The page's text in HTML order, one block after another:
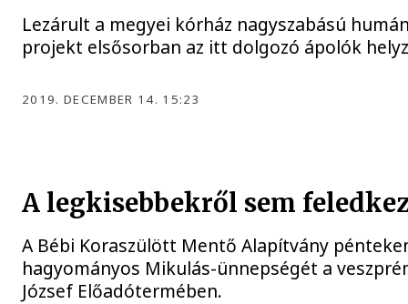
Lezárult a megyei kórház nagyszabású
projekt elsősorban az itt dolgozó ápolók
2019. DECEMBER 14. 15:23
A legkisebbekről sem
A Bébi Koraszülött Mentő Alapítvány
hagyományos Mikulás-ünnepségét a
József Előadótermében.